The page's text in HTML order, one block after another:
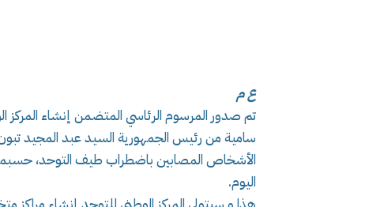
ع م
تم صدور المرسوم الرئاسي المتضمن إنشاء المركز
سامية من رئيس الجمهورية السيد عبد المجيد
الأشخاص المصابين باضطراب طيف التوحد، حسبما
اليوم.